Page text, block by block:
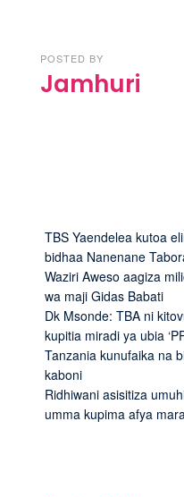
POSTED BY
Jamhuri
TBS Yaendelea kutoa
bidhaa Nanenane
Waziri Aweso aagiza
wa maji Gidas Babati
Dk Msonde: TBA ni
kupitia miradi ya ubia
Tanzania kunufaika na
kaboni
Ridhiwani asisitiza
umma kupima afya